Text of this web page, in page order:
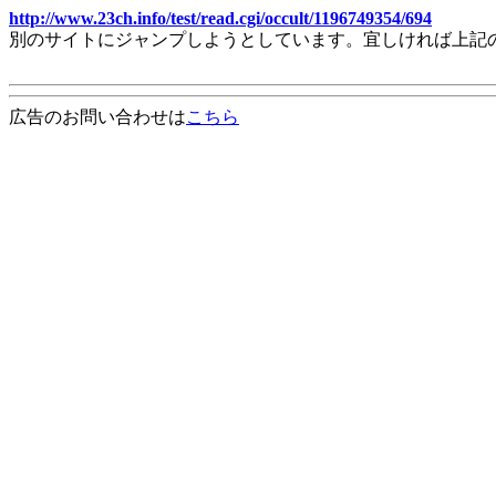
http://www.23ch.info/test/read.cgi/occult/1196749354/694
別のサイトにジャンプしようとしています。宜しければ上
広告のお問い合わせはこちら